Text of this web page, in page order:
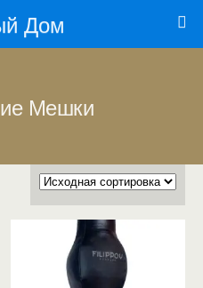
Дом
Мешки